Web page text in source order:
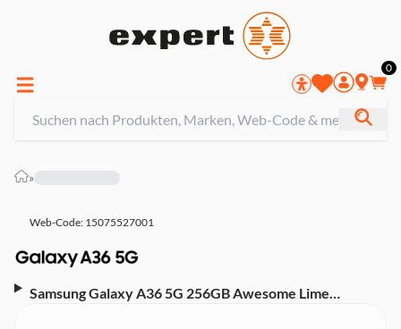
0
»
Web-Code: 15075527001
Samsung Galaxy A36 5G 256GB Awesome Lime